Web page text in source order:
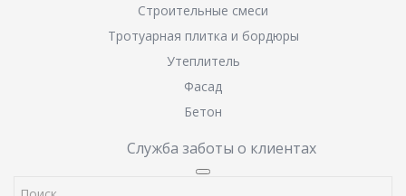
Строительные смеси
Тротуарная плитка и бордюры
Утеплитель
Фасад
Бетон
Служба заботы о клиентах